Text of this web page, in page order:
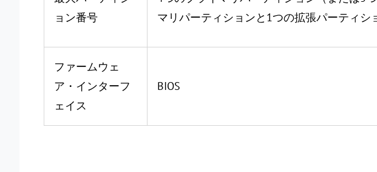
ョン番号
マリパーティションと1つの拡張パーティシ
ファームウェ
ア・インターフ
ェイス
BIOS